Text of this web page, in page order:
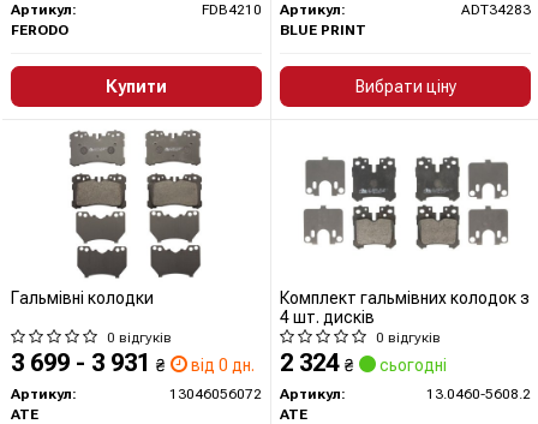
Артикул:
FDB4210
FERODO
Купити
Артикул:
ADT34283
BLUE PRINT
Вибрати ціну
Гальмівні колодки
0 відгуків
3 699 - 3 931 ₴ від 0 дн.
Артикул:
13046056072
ATE
Комплект гальмівних колодок з
4 шт. дисків
0 відгуків
2 324 ₴ сьогодні
Артикул:
13.0460-5608.2
ATE